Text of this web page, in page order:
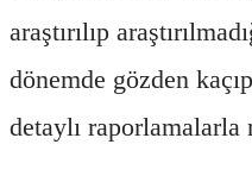
araştırılıp
dönemde gözden
detaylı raporlamalarla